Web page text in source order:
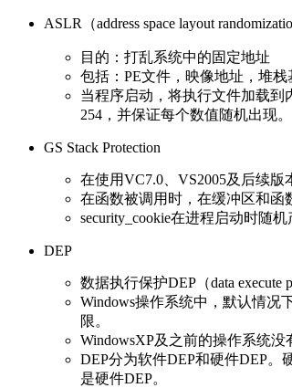
ASLR（address space layout
目的：打乱系统中的固定地址
包括：PE文件，映像地址，堆栈
当程序启动，将执行文件加载
254，并保证每个数值随机出现。
GS Stack Protection
在使用VC7.0、VS2005及后续版
在函数被调用时，在缓冲区和函
security_cookie在进程启动时随
DEP
数据执行保护DEP（data
Windows操作系统中，默认情
限。
WindowsXP及之前的操作系统
DEP分为软件DEP和硬件DEP。
是硬件DEP。